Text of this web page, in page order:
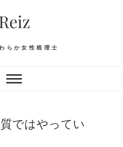
らか女性税理士
ではやってい